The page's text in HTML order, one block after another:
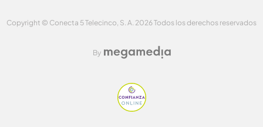
Copyright © Conecta 5 Telecinco, S. A. 2026 Todos los derechos reservados
By